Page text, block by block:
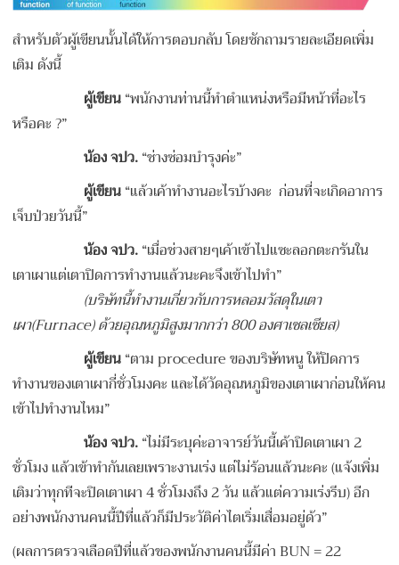
สำหรับตัวผู้เขียนนั้นได้ให้การตอบกลับ โดยซักถามรายละเอียดเพิ่ม
เติม ดังนี้
ผู้เขียน“พนักงานท่านนี้ทำตำแหน่งหรือมีหน้าที่อะไร
หรือคะ ?”
น้อง จปว.“ช่างซ่อมบำรุงค่ะ”
ผู้เขียน“แล้วเค้าทำงานอะไรบ้างคะ ก่อนที่จะเกิดอาการ
เจ็บป่วยวันนี้”
น้อง จปว.“เมื่อช่วงสายๆเค้าเข้าไปแซะลอกตะกรันใน
เตาเผาแต่เตาปิดการทำงานแล้วนะคะจึงเข้าไปทำ”
(บริษัทนี้ทำงานเกี่ยวกับการหลอมวัสดุในเตา
เผา(Furnace) ด้วยอุณหภูมิสูงมากกว่า 800 องศาเซลเซียส)
ผู้เขียน“ตาม procedure ของบริษัทหนู ให้ปิดการ
ทำงานของเตาเผากี่ชั่วโมงคะ และได้วัดอุณหภูมิของเตาเผาก่อนให้คน
เข้าไปทำงานไหม”
น้อง จปว.“ไม่มีระบุค่ะอาจารย์วันนี้เค้าปิดเตาเผา 2
ชั่วโมง แล้วเข้าทำกันเลยเพราะงานเร่ง แต่ไม่ร้อนแล้วนะคะ (แจ้งเพิ่ม
เติมว่าทุกทีจะปิดเตาเผา 4 ชั่วโมงถึง 2 วัน แล้วแต่ความเร่งรีบ) อีก
อย่างพนักงานคนนี้ปีที่แล้วก็มีประวัติค่าไตเริ่มเสื่อมอยู่ด้ว”
(ผลการตรวจเลือดปีที่แล้วของพนักงานคนนี้มีค่า BUN = 22